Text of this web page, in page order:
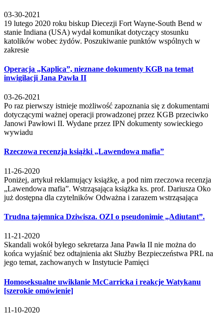
03-30-2021
19 lutego 2020 roku biskup Diecezji Fort Wayne-South Bend w
stanie Indiana (USA) wydał komunikat dotyczący stosunku
katolików wobec żydów. Poszukiwanie punktów wspólnych w
zakresie
Operacja „Kaplica”, nieznane dokumenty KGB na temat
inwigilacji Jana Pawła II
03-26-2021
Po raz pierwszy istnieje możliwość zapoznania się z dokumentami
dotyczącymi ważnej operacji prowadzonej przez KGB przeciwko
Janowi Pawłowi II. Wydane przez IPN dokumenty sowieckiego
wywiadu
Rzeczowa recenzja książki „Lawendowa mafia”
11-26-2020
Poniżej, artykuł reklamujący książkę, a pod nim rzeczowa recenzja
„Lawendowa mafia”. Wstrząsająca książka ks. prof. Dariusza Oko
już dostępna dla czytelników Odważna i zarazem wstrząsająca
Trudna tajemnica Dziwisza. OZI o pseudonimie „Adiutant”.
11-21-2020
Skandali wokół byłego sekretarza Jana Pawła II nie można do
końca wyjaśnić bez odtajnienia akt Służby Bezpieczeństwa PRL na
jego temat, zachowanych w Instytucie Pamięci
Homoseksualne uwikłanie McCarricka i reakcje Watykanu
[szerokie omówienie]
11-10-2020